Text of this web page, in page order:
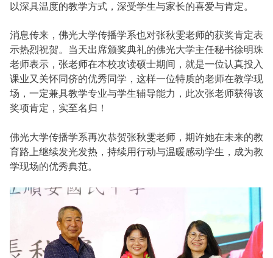
以深具温度的教学方式，深受学生与家长的喜爱与肯定。
消息传来，佛光大学传播学系也对张秋雯老师的获奖肯定表
示热烈祝贺。当天出席颁奖典礼的佛光大学主任秘书徐明珠
老师表示，张老师在本校攻读硕士期间，就是一位认真投入
课业又关怀同侪的优秀同学，这样一位特质的老师在教学现
场，一定兼具教学专业与学生辅导能力，此次张老师获得该
奖项肯定，实至名归！
佛光大学传播学系再次恭贺张秋雯老师，期许她在未来的教
育路上继续发光发热，持续用行动与温暖感动学生，成为教
学现场的优秀典范。